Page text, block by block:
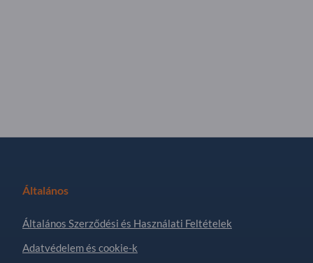
Általános
Általános Szerződési és Használati Feltételek
Adatvédelem és cookie-k